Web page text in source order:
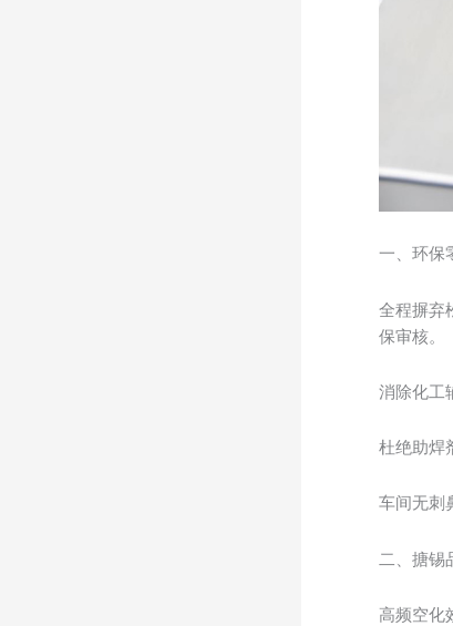
一、环保
全程摒弃
保审核。
消除化工
杜绝助焊
车间无刺
二、搪锡
高频空化